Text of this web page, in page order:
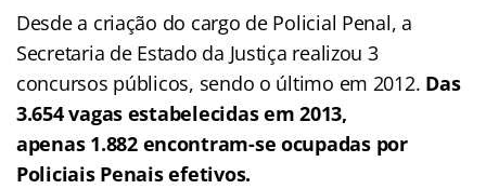
Desde a criação do cargo de Policial Penal, a
Secretaria de Estado da Justiça realizou 3
concursos públicos, sendo o último em 2012. Das
3.654 vagas estabelecidas em 2013,
apenas 1.882 encontram-se ocupadas por
Policiais Penais efetivos.